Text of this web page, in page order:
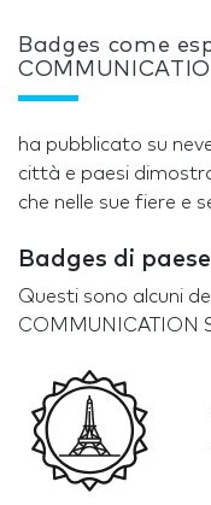
Badges come
ha pubblicato su
città e paesi
che nelle sue fiere e
Badges di paese
Questi sono alcuni
COMMUNICATION